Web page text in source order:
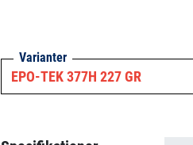
Varianter
EPO-TEK 377H 227 GR